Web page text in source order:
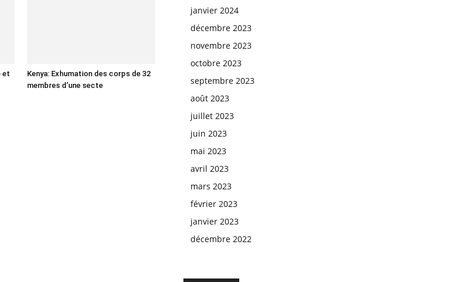
et
Kenya: Exhumation des corps de 32
membres d’une secte
janvier 2024
décembre 2023
novembre 2023
octobre 2023
septembre 2023
août 2023
juillet 2023
juin 2023
mai 2023
avril 2023
mars 2023
février 2023
janvier 2023
décembre 2022